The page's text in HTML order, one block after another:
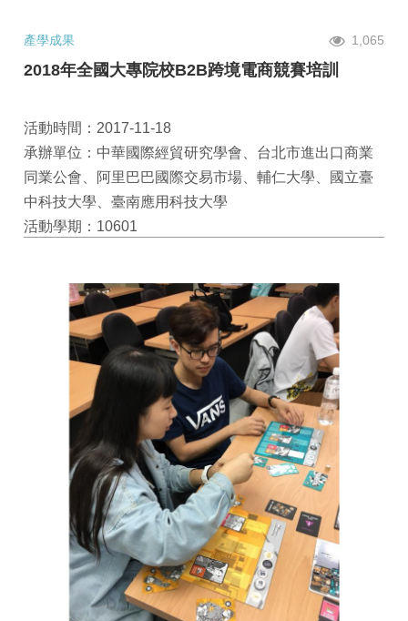
產學成果 1,065
2018年全國大專院校B2B跨境電商競賽培訓
活動時間：2017-11-18
承辦單位：中華國際經貿研究學會、台北市進出口商業
同業公會、阿里巴巴國際交易市場、輔仁大學、國立臺
中科技大學、臺南應用科技大學
活動學期：10601